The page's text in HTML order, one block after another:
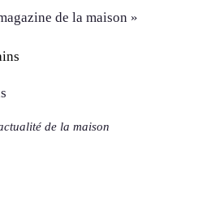
de la maison »
de la maison